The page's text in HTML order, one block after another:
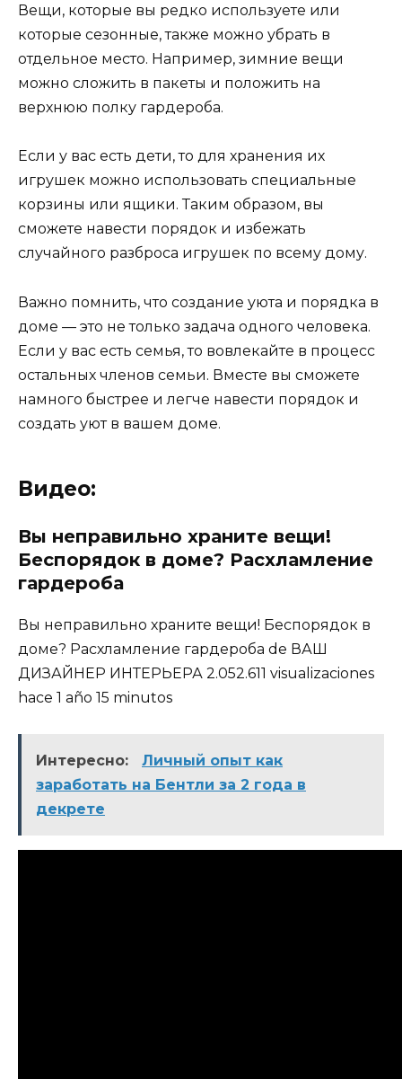
Вещи, которые вы редко используете или
которые сезонные, также можно убрать в
отдельное место. Например, зимние вещи
можно сложить в пакеты и положить на
верхнюю полку гардероба.
Если у вас есть дети, то для хранения их
игрушек можно использовать специальные
корзины или ящики. Таким образом, вы
сможете навести порядок и избежать
случайного разброса игрушек по всему дому.
Важно помнить, что создание уюта и порядка в
доме — это не только задача одного человека.
Если у вас есть семья, то вовлекайте в процесс
остальных членов семьи. Вместе вы сможете
намного быстрее и легче навести порядок и
создать уют в вашем доме.
Видео:
Вы неправильно храните вещи!
Беспорядок в доме? Расхламление
гардероба
Вы неправильно храните вещи! Беспорядок в
доме? Расхламление гардероба de ВАШ
ДИЗАЙНЕР ИНТЕРЬЕРА 2.052.611 visualizaciones
hace 1 año 15 minutos
Интересно:
Личный опыт как
заработать на Бентли за 2 года в
декрете